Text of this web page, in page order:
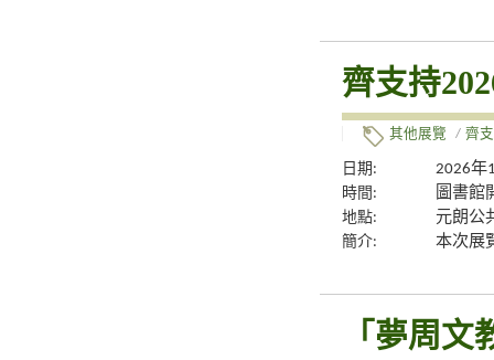
齊支持
其他展覽 / 齊
日期:
2026年
時間:
圖書館
地點:
元朗公
簡介:
本次展
「夢周